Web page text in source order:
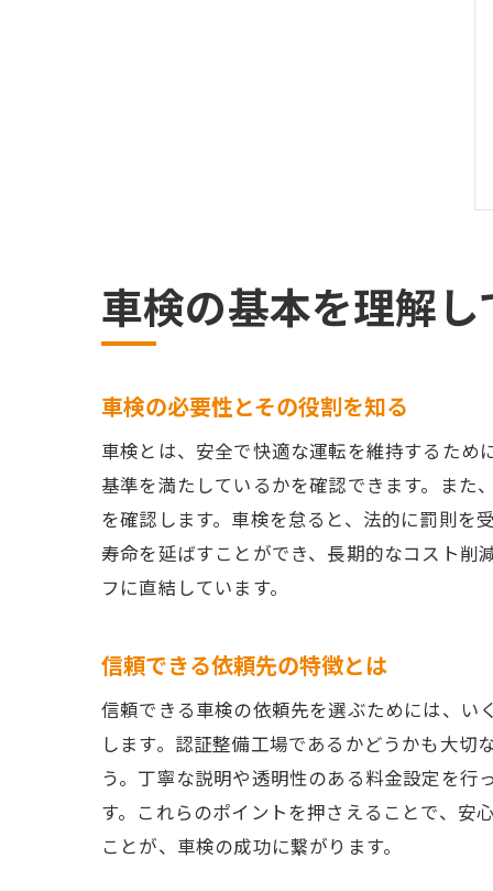
車検の基本を理解
車検の必要性とその役割を知る
車検とは、安全で快適な運転を維持するため
基準を満たしているかを確認できます。また
を確認します。車検を怠ると、法的に罰則を
寿命を延ばすことができ、長期的なコスト削
フに直結しています。
信頼できる依頼先の特徴とは
信頼できる車検の依頼先を選ぶためには、い
します。認証整備工場であるかどうかも大
う。丁寧な説明や透明性のある料金設定を
す。これらのポイントを押さえることで、安
ことが、車検の成功に繋がります。